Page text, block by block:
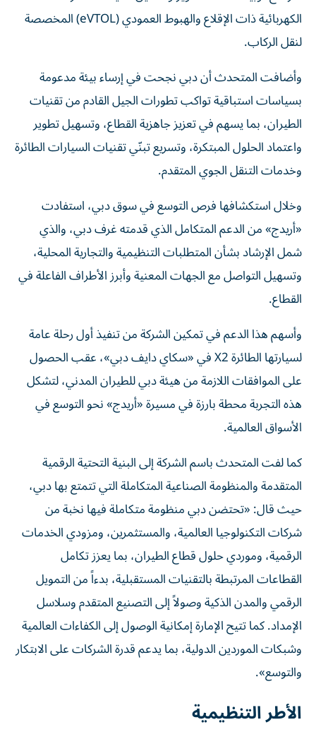
الكهربائية ذات الإقلاع والهبوط العمودي (eVTOL) المخصصة
لنقل الركاب.
وأضافت المتحدث أن دبي نجحت في إرساء بيئة مدعومة
بسياسات استباقية تواكب تطورات الجيل القادم من تقنيات
الطيران، بما يسهم في تعزيز جاهزية القطاع، وتسهيل تطوير
واعتماد الحلول المبتكرة، وتسريع تبنّي تقنيات السيارات الطائرة
وخدمات التنقل الجوي المتقدم.
وخلال استكشافها فرص التوسع في سوق دبي، استفادت
«أريدج» من الدعم المتكامل الذي قدمته غرف دبي، والذي
شمل الإرشاد بشأن المتطلبات التنظيمية والتجارية المحلية،
وتسهيل التواصل مع الجهات المعنية وأبرز الأطراف الفاعلة في
القطاع.
وأسهم هذا الدعم في تمكين الشركة من تنفيذ أول رحلة عامة
لسيارتها الطائرة X2 في «سكاي دايف دبي»، عقب الحصول
على الموافقات اللازمة من هيئة دبي للطيران المدني، لتشكل
هذه التجربة محطة بارزة في مسيرة «أريدج» نحو التوسع في
الأسواق العالمية.
كما لفت المتحدث باسم الشركة إلى البنية التحتية الرقمية
المتقدمة والمنظومة الصناعية المتكاملة التي تتمتع بها دبي،
حيث قال: «تحتضن دبي منظومة متكاملة فيها نخبة من
شركات التكنولوجيا العالمية، والمستثمرين، ومزودي الخدمات
الرقمية، وموردي حلول قطاع الطيران، بما يعزز تكامل
القطاعات المرتبطة بالتقنيات المستقبلية، بدءاً من التمويل
الرقمي والمدن الذكية وصولاً إلى التصنيع المتقدم وسلاسل
الإمداد. كما تتيح الإمارة إمكانية الوصول إلى الكفاءات العالمية
وشبكات الموردين الدولية، بما يدعم قدرة الشركات على الابتكار
والتوسع».
الأطر التنظيمية